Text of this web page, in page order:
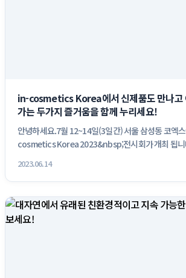
in-cosmetics Korea에서 신제품도 만나고
가는 두가지 즐거움을 함께 누리세요!
안녕하세요.7월 12~14일(3일간) 서울 삼성동 코엑
cosmetics Korea 2023&nbsp;전시회가 개최 됩니
2023.06.14